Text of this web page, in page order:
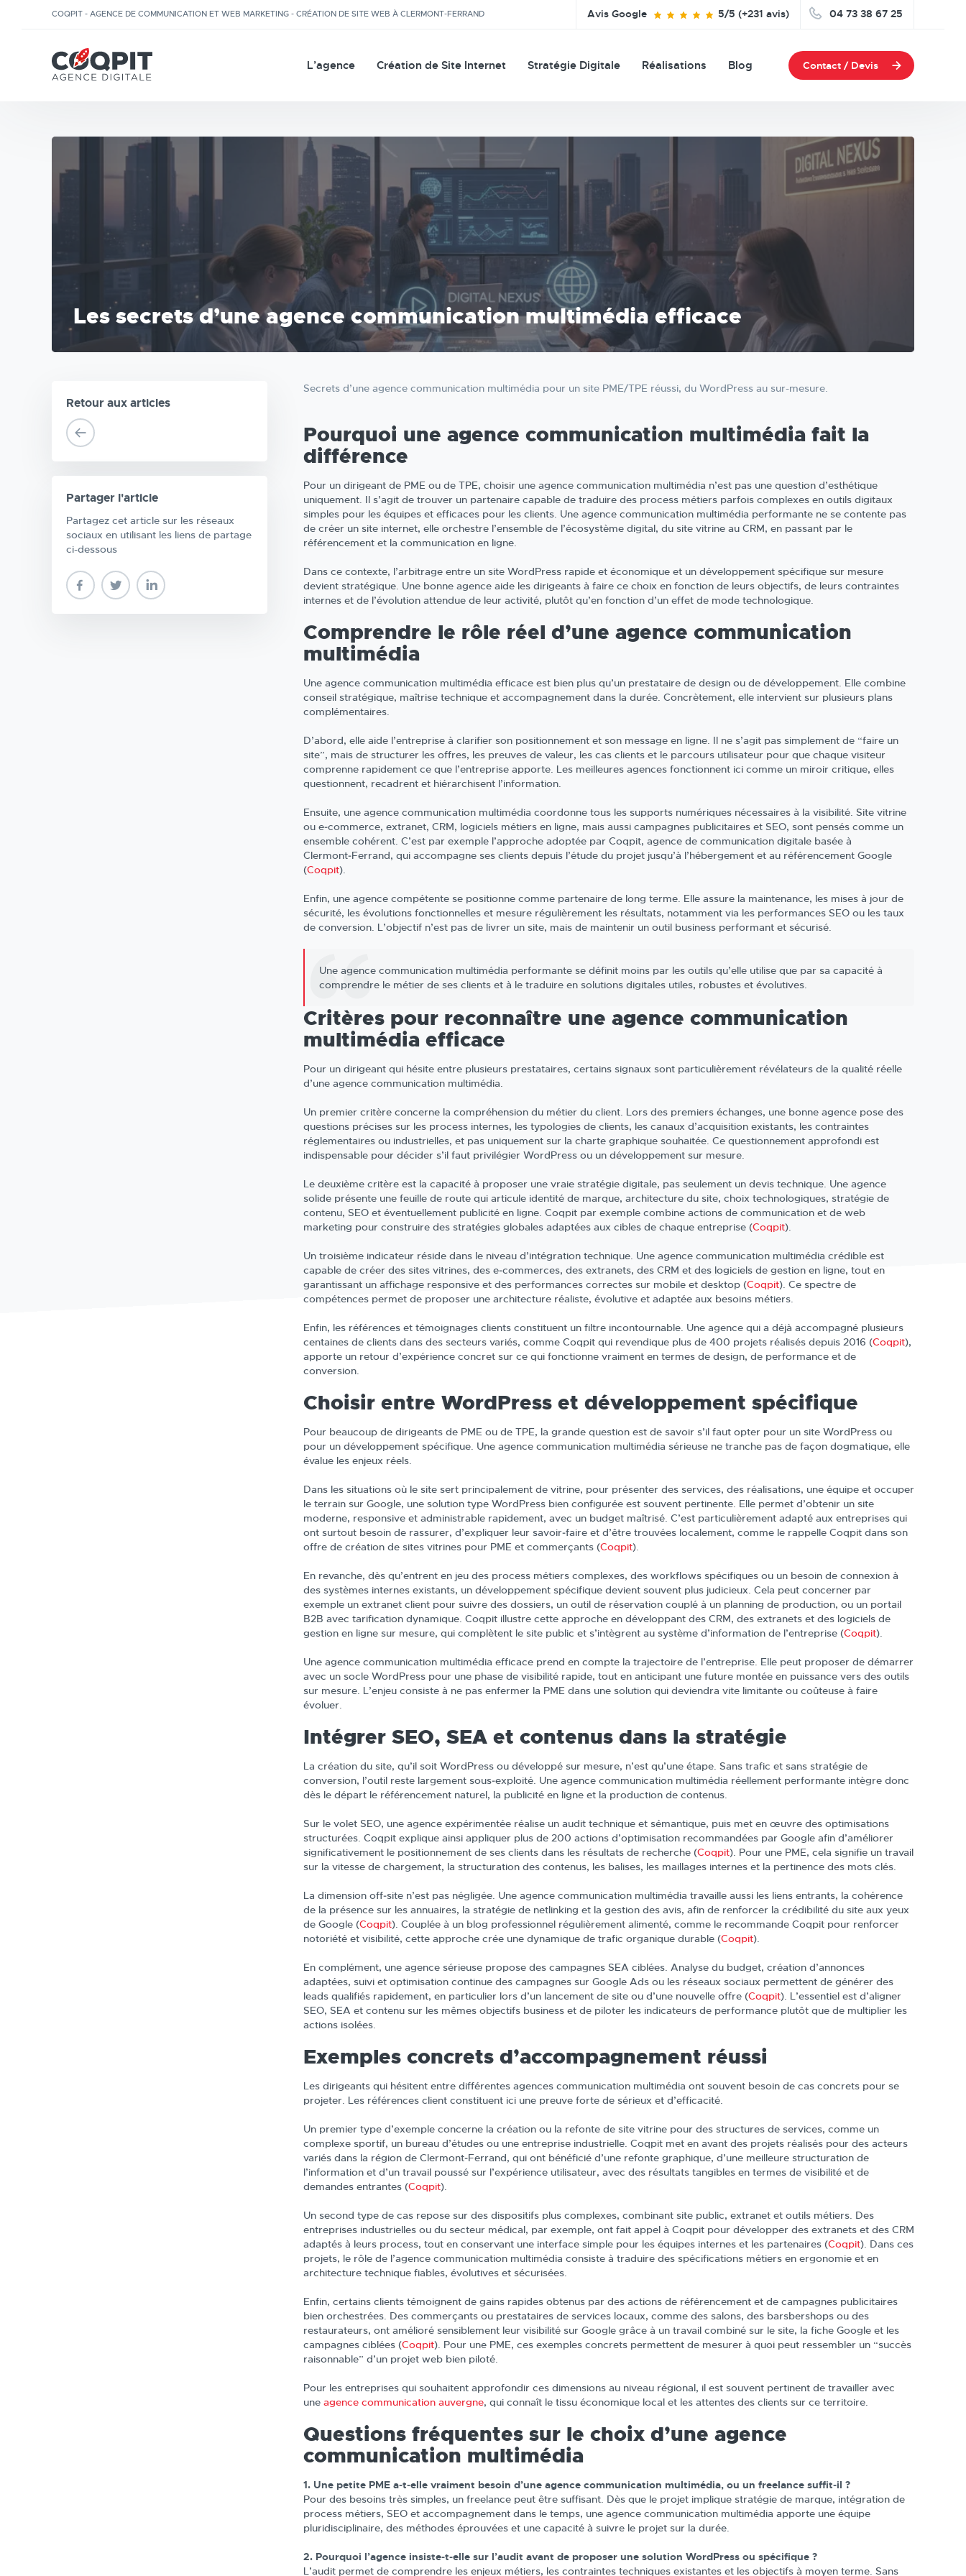
COQPIT - AGENCE DE COMMUNICATION ET WEB MARKETING - CRÉATION DE SITE WEB À CLERMONT-FERRAND Avis Google 5/5 (+231 avis) 04 73 38 67 25
Contact / Devis
L’agence Création de Site Internet Stratégie Digitale Réalisations Blog
Les secrets d’une agence communication multimédia efficace
Retour aux articles
Partager l'article
Partagez cet article sur les réseaux
sociaux en utilisant les liens de partage
ci-dessous
Secrets d’une agence communication multimédia pour un site PME/TPE réussi, du WordPress au sur-mesure.
Pourquoi une agence communication multimédia fait la
différence
Pour un dirigeant de PME ou de TPE, choisir une agence communication multimédia n’est pas une question d’esthétique
uniquement. Il s’agit de trouver un partenaire capable de traduire des process métiers parfois complexes en outils digitaux
simples pour les équipes et efficaces pour les clients. Une agence communication multimédia performante ne se contente pas
de créer un site internet, elle orchestre l’ensemble de l’écosystème digital, du site vitrine au CRM, en passant par le
référencement et la communication en ligne.
Dans ce contexte, l’arbitrage entre un site WordPress rapide et économique et un développement spécifique sur mesure
devient stratégique. Une bonne agence aide les dirigeants à faire ce choix en fonction de leurs objectifs, de leurs contraintes
internes et de l’évolution attendue de leur activité, plutôt qu’en fonction d’un effet de mode technologique.
Comprendre le rôle réel d’une agence communication
multimédia
Une agence communication multimédia efficace est bien plus qu’un prestataire de design ou de développement. Elle combine
conseil stratégique, maîtrise technique et accompagnement dans la durée. Concrètement, elle intervient sur plusieurs plans
complémentaires.
D’abord, elle aide l’entreprise à clarifier son positionnement et son message en ligne. Il ne s’agit pas simplement de “faire un
site”, mais de structurer les offres, les preuves de valeur, les cas clients et le parcours utilisateur pour que chaque visiteur
comprenne rapidement ce que l’entreprise apporte. Les meilleures agences fonctionnent ici comme un miroir critique, elles
questionnent, recadrent et hiérarchisent l’information.
Ensuite, une agence communication multimédia coordonne tous les supports numériques nécessaires à la visibilité. Site vitrine
ou e‑commerce, extranet, CRM, logiciels métiers en ligne, mais aussi campagnes publicitaires et SEO, sont pensés comme un
ensemble cohérent. C’est par exemple l’approche adoptée par Coqpit, agence de communication digitale basée à
Clermont‑Ferrand, qui accompagne ses clients depuis l’étude du projet jusqu’à l’hébergement et au référencement Google
(Coqpit).
Enfin, une agence compétente se positionne comme partenaire de long terme. Elle assure la maintenance, les mises à jour de
sécurité, les évolutions fonctionnelles et mesure régulièrement les résultats, notamment via les performances SEO ou les taux
de conversion. L’objectif n’est pas de livrer un site, mais de maintenir un outil business performant et sécurisé.
Une agence communication multimédia performante se définit moins par les outils qu’elle utilise que par sa capacité à
comprendre le métier de ses clients et à le traduire en solutions digitales utiles, robustes et évolutives.
Critères pour reconnaître une agence communication
multimédia efficace
Pour un dirigeant qui hésite entre plusieurs prestataires, certains signaux sont particulièrement révélateurs de la qualité réelle
d’une agence communication multimédia.
Un premier critère concerne la compréhension du métier du client. Lors des premiers échanges, une bonne agence pose des
questions précises sur les process internes, les typologies de clients, les canaux d’acquisition existants, les contraintes
réglementaires ou industrielles, et pas uniquement sur la charte graphique souhaitée. Ce questionnement approfondi est
indispensable pour décider s’il faut privilégier WordPress ou un développement sur mesure.
Le deuxième critère est la capacité à proposer une vraie stratégie digitale, pas seulement un devis technique. Une agence
solide présente une feuille de route qui articule identité de marque, architecture du site, choix technologiques, stratégie de
contenu, SEO et éventuellement publicité en ligne. Coqpit par exemple combine actions de communication et de web
marketing pour construire des stratégies globales adaptées aux cibles de chaque entreprise (Coqpit).
Un troisième indicateur réside dans le niveau d’intégration technique. Une agence communication multimédia crédible est
capable de créer des sites vitrines, des e‑commerces, des extranets, des CRM et des logiciels de gestion en ligne, tout en
garantissant un affichage responsive et des performances correctes sur mobile et desktop (Coqpit). Ce spectre de
compétences permet de proposer une architecture réaliste, évolutive et adaptée aux besoins métiers.
Enfin, les références et témoignages clients constituent un filtre incontournable. Une agence qui a déjà accompagné plusieurs
centaines de clients dans des secteurs variés, comme Coqpit qui revendique plus de 400 projets réalisés depuis 2016 (Coqpit),
apporte un retour d’expérience concret sur ce qui fonctionne vraiment en termes de design, de performance et de
conversion.
Choisir entre WordPress et développement spécifique
Pour beaucoup de dirigeants de PME ou de TPE, la grande question est de savoir s’il faut opter pour un site WordPress ou
pour un développement spécifique. Une agence communication multimédia sérieuse ne tranche pas de façon dogmatique, elle
évalue les enjeux réels.
Dans les situations où le site sert principalement de vitrine, pour présenter des services, des réalisations, une équipe et occuper
le terrain sur Google, une solution type WordPress bien configurée est souvent pertinente. Elle permet d’obtenir un site
moderne, responsive et administrable rapidement, avec un budget maîtrisé. C’est particulièrement adapté aux entreprises qui
ont surtout besoin de rassurer, d’expliquer leur savoir‑faire et d’être trouvées localement, comme le rappelle Coqpit dans son
offre de création de sites vitrines pour PME et commerçants (Coqpit).
En revanche, dès qu’entrent en jeu des process métiers complexes, des workflows spécifiques ou un besoin de connexion à
des systèmes internes existants, un développement spécifique devient souvent plus judicieux. Cela peut concerner par
exemple un extranet client pour suivre des dossiers, un outil de réservation couplé à un planning de production, ou un portail
B2B avec tarification dynamique. Coqpit illustre cette approche en développant des CRM, des extranets et des logiciels de
gestion en ligne sur mesure, qui complètent le site public et s’intègrent au système d’information de l’entreprise (Coqpit).
Une agence communication multimédia efficace prend en compte la trajectoire de l’entreprise. Elle peut proposer de démarrer
avec un socle WordPress pour une phase de visibilité rapide, tout en anticipant une future montée en puissance vers des outils
sur mesure. L’enjeu consiste à ne pas enfermer la PME dans une solution qui deviendra vite limitante ou coûteuse à faire
évoluer.
Intégrer SEO, SEA et contenus dans la stratégie
La création du site, qu’il soit WordPress ou développé sur mesure, n’est qu’une étape. Sans trafic et sans stratégie de
conversion, l’outil reste largement sous‑exploité. Une agence communication multimédia réellement performante intègre donc
dès le départ le référencement naturel, la publicité en ligne et la production de contenus.
Sur le volet SEO, une agence expérimentée réalise un audit technique et sémantique, puis met en œuvre des optimisations
structurées. Coqpit explique ainsi appliquer plus de 200 actions d’optimisation recommandées par Google afin d’améliorer
significativement le positionnement de ses clients dans les résultats de recherche (Coqpit). Pour une PME, cela signifie un travail
sur la vitesse de chargement, la structuration des contenus, les balises, les maillages internes et la pertinence des mots clés.
La dimension off‑site n’est pas négligée. Une agence communication multimédia travaille aussi les liens entrants, la cohérence
de la présence sur les annuaires, la stratégie de netlinking et la gestion des avis, afin de renforcer la crédibilité du site aux yeux
de Google (Coqpit). Couplée à un blog professionnel régulièrement alimenté, comme le recommande Coqpit pour renforcer
notoriété et visibilité, cette approche crée une dynamique de trafic organique durable (Coqpit).
En complément, une agence sérieuse propose des campagnes SEA ciblées. Analyse du budget, création d’annonces
adaptées, suivi et optimisation continue des campagnes sur Google Ads ou les réseaux sociaux permettent de générer des
leads qualifiés rapidement, en particulier lors d’un lancement de site ou d’une nouvelle offre (Coqpit). L’essentiel est d’aligner
SEO, SEA et contenu sur les mêmes objectifs business et de piloter les indicateurs de performance plutôt que de multiplier les
actions isolées.
Exemples concrets d’accompagnement réussi
Les dirigeants qui hésitent entre différentes agences communication multimédia ont souvent besoin de cas concrets pour se
projeter. Les références client constituent ici une preuve forte de sérieux et d’efficacité.
Un premier type d’exemple concerne la création ou la refonte de site vitrine pour des structures de services, comme un
complexe sportif, un bureau d’études ou une entreprise industrielle. Coqpit met en avant des projets réalisés pour des acteurs
variés dans la région de Clermont‑Ferrand, qui ont bénéficié d’une refonte graphique, d’une meilleure structuration de
l’information et d’un travail poussé sur l’expérience utilisateur, avec des résultats tangibles en termes de visibilité et de
demandes entrantes (Coqpit).
Un second type de cas repose sur des dispositifs plus complexes, combinant site public, extranet et outils métiers. Des
entreprises industrielles ou du secteur médical, par exemple, ont fait appel à Coqpit pour développer des extranets et des CRM
adaptés à leurs process, tout en conservant une interface simple pour les équipes internes et les partenaires (Coqpit). Dans ces
projets, le rôle de l’agence communication multimédia consiste à traduire des spécifications métiers en ergonomie et en
architecture technique fiables, évolutives et sécurisées.
Enfin, certains clients témoignent de gains rapides obtenus par des actions de référencement et de campagnes publicitaires
bien orchestrées. Des commerçants ou prestataires de services locaux, comme des salons, des barsbershops ou des
restaurateurs, ont amélioré sensiblement leur visibilité sur Google grâce à un travail combiné sur le site, la fiche Google et les
campagnes ciblées (Coqpit). Pour une PME, ces exemples concrets permettent de mesurer à quoi peut ressembler un “succès
raisonnable” d’un projet web bien piloté.
Pour les entreprises qui souhaitent approfondir ces dimensions au niveau régional, il est souvent pertinent de travailler avec
une agence communication auvergne, qui connaît le tissu économique local et les attentes des clients sur ce territoire.
Questions fréquentes sur le choix d’une agence
communication multimédia
1. Une petite PME a‑t‑elle vraiment besoin d’une agence communication multimédia, ou un freelance suffit‑il ?
Pour des besoins très simples, un freelance peut être suffisant. Dès que le projet implique stratégie de marque, intégration de
process métiers, SEO et accompagnement dans le temps, une agence communication multimédia apporte une équipe
pluridisciplinaire, des méthodes éprouvées et une capacité à suivre le projet sur la durée.
2. Pourquoi l’agence insiste‑t‑elle sur l’audit avant de proposer une solution WordPress ou spécifique ?
L’audit permet de comprendre les enjeux métiers, les contraintes techniques existantes et les objectifs à moyen terme. Sans